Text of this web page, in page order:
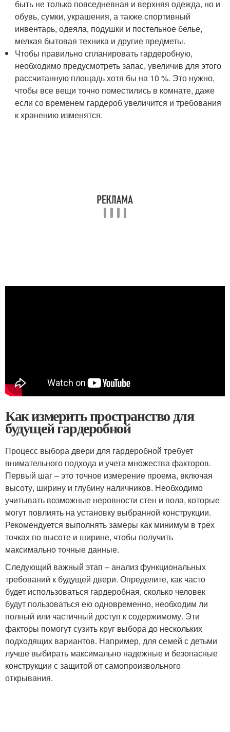
быть не только повседневная и верхняя одежда, но и
обувь, сумки, украшения, а также спортивный
инвентарь, одеяла, подушки и постельное белье,
мелкая бытовая техника и другие предметы.
Чтобы правильно спланировать гардеробную,
необходимо предусмотреть запас, увеличив для этого
рассчитанную площадь хотя бы на 10 %. Это нужно,
чтобы все вещи точно поместились в комнате, даже
если со временем гардероб увеличится и требования
к хранению изменятся.
Как измерить пространство для
будущей гардеробной
Процесс выбора двери для гардеробной требует
внимательного подхода и учета множества факторов.
Первый шаг – это точное измерение проема, включая
высоту, ширину и глубину наличников. Необходимо
учитывать возможные неровности стен и пола, которые
могут повлиять на установку выбранной конструкции.
Рекомендуется выполнять замеры как минимум в трех
точках по высоте и ширине, чтобы получить
максимально точные данные.
Следующий важный этап – анализ функциональных
требований к будущей двери. Определите, как часто
будет использоваться гардеробная, сколько человек
будут пользоваться ею одновременно, необходим ли
полный или частичный доступ к содержимому. Эти
факторы помогут сузить круг выбора до нескольких
подходящих вариантов. Например, для семей с детьми
лучше выбирать максимально надежные и безопасные
конструкции с защитой от самопроизвольного
открывания.